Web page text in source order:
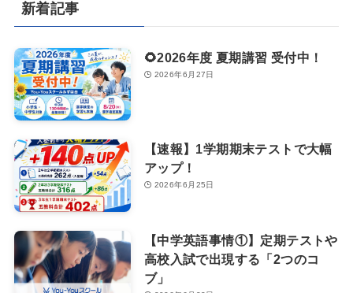
新着記事
🌻2026年度 夏期講習 受付中！
2026年6月27日
【速報】1学期期末テストで大幅
アップ！
2026年6月25日
【中学英語事情①】定期テストや
高校入試で出現する「2つのコ
ブ」